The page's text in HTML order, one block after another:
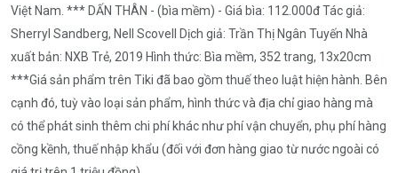
Việt Nam. *** DẤN THÂN - (bìa mềm) - Giá bìa: 112.000đ Tác giả:
Sherryl Sandberg, Nell Scovell Dịch giả: Trần Thị Ngân Tuyến Nhà
xuất bản: NXB Trẻ, 2019 Hình thức: Bìa mềm, 352 trang, 13x20cm
***Giá sản phẩm trên Tiki đã bao gồm thuế theo luật hiện hành. Bên
cạnh đó, tuỳ vào loại sản phẩm, hình thức và địa chỉ giao hàng mà
có thể phát sinh thêm chi phí khác như phí vận chuyển, phụ phí hàng
cồng kềnh, thuế nhập khẩu (đối với đơn hàng giao từ nước ngoài có